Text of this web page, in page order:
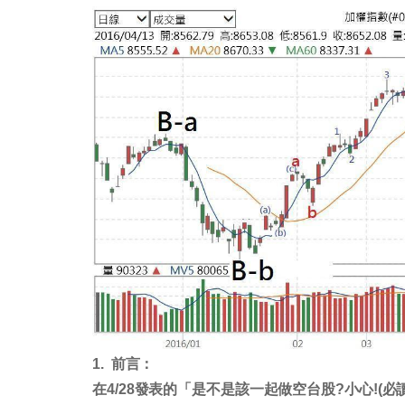
1. 前言：
在4/28發表的「是不是該一起做空台股?小心!(必